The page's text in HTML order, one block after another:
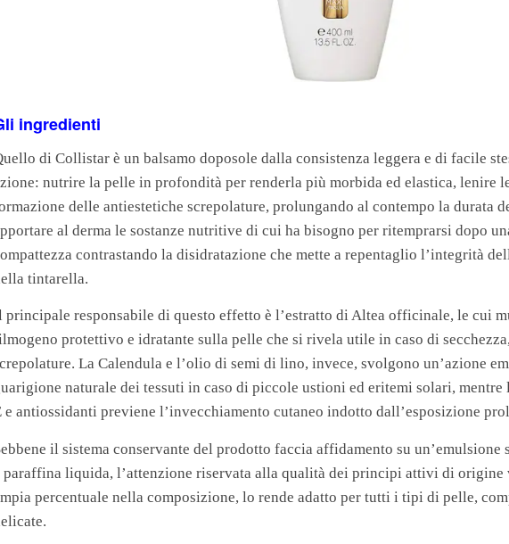
ingredienti
di Collistar è un balsamo doposole dalla consistenza leggera e di facile
nutrire la pelle in profondità per renderla più morbida ed elastica, lenire
delle antiestetiche screpolature, prolungando al contempo la durata
al derma le sostanze nutritive di cui ha bisogno per ritemprarsi dopo
contrastando la disidratazione che mette a repentaglio l’integrità
tintarella.
principale responsabile di questo effetto è l’estratto di Altea officinale, le cui
protettivo e idratante sulla pelle che si rivela utile in caso di
La Calendula e l’olio di semi di lino, invece, svolgono un’azione
naturale dei tessuti in caso di piccole ustioni ed eritemi solari,
e antiossidanti previene l’invecchiamento cutaneo indotto dall’esposizione
il sistema conservante del prodotto faccia affidamento su
paraffina liquida, l’attenzione riservata alla qualità dei principi attivi di origine
percentuale nella composizione, lo rende adatto per tutti i tipi di pelle,